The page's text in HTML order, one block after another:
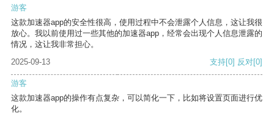
游客
这款加速器app的安全性很高，使用过程中不会泄露个人信息，这让我很
放心。我以前使用过一些其他的加速器app，经常会出现个人信息泄露的
情况，这让我非常担心。
2025-09-13
支持[0] 反对[0]
游客
这款加速器app的操作有点复杂，可以简化一下，比如将设置页面进行优
化。